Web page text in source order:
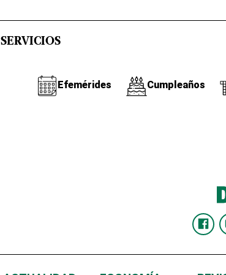
SERVICIOS
Efemérides Cumpleaños